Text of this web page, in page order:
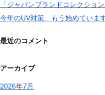
「ジャパンブランドコレクショ
今年のUV対策、もう始めていま
最近のコメント
アーカイブ
2026年7月